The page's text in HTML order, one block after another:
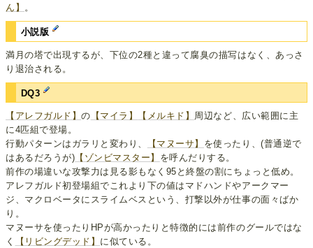
ん】 。
小説版
満月の塔で出現するが、下位の2種と違って腐臭の描写はなく、あっさ
り退治される。
DQ3
【アレフガルド】の 【マイラ】 【メルキド】
周辺など、広い範囲に主
に4匹組で登場。
行動パターンはガラリと変わり、
【マヌーサ】 を使ったり、(普通逆で
はあるだろうが) 【ゾンビマスター】 を呼んだりする。
前作の場違いな攻撃力は見る影もなく95と終盤の割にちょっと低め。
アレフガルド初登場組でこれより下の値はマドハンドやアークマー
ジ、マクロベータにスライムベスという、打撃以外が仕事の面々ばか
り。
マヌーサを使ったりHPが高かったりと特徴的には前作のグールではな
く
【リビングデッド】 に似ている。